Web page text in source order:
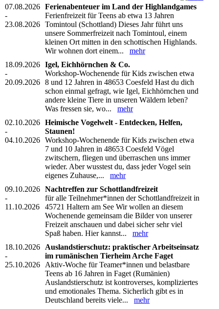
07.08.2026
-
23.08.2026
Ferienabenteuer im Land der Highlandgames
Ferienfreizeit für Teens ab etwa 13 Jahren
Tomintoul (Schottland) Dieses Jahr führt uns
unsere Sommerfreizeit nach Tomintoul, einem
kleinen Ort mitten in den schottischen Highlands.
Wir wohnen dort einem... mehr
18.09.2026
-
20.09.2026
Igel, Eichhörnchen & Co.
Workshop-Wochenende für Kids zwischen etwa
8 und 12 Jahren in 48653 Coesfeld Hast du dich
schon einmal gefragt, wie Igel, Eichhörnchen und
andere kleine Tiere in unseren Wäldern leben?
Was fressen sie, wo... mehr
02.10.2026
-
04.10.2026
Heimische Vogelwelt - Entdecken, Helfen,
Staunen!
Workshop-Wochenende für Kids zwischen etwa
7 und 10 Jahren in 48653 Coesfeld Vögel
zwitschern, fliegen und überraschen uns immer
wieder. Aber wusstest du, dass jeder Vogel sein
eigenes Zuhause,... mehr
09.10.2026
-
11.10.2026
Nachtreffen zur Schottlandfreizeit
für alle Teilnehmer*innen der Schottlandfreizeit in
45721 Haltern am See Wir wollen an diesem
Wochenende gemeinsam die Bilder von unserer
Freizeit anschauen und dabei sicher sehr viel
Spaß haben. Hier kannst... mehr
18.10.2026
-
25.10.2026
Auslandstierschutz: praktischer Arbeitseinsatz
im rumänischen Tierheim Arche Faget
Aktiv-Woche für Teamer*innen und belastbare
Teens ab 16 Jahren in Faget (Rumänien)
Auslandstierschutz ist kontroverses, kompliziertes
und emotionales Thema. Sicherlich gibt es in
Deutschland bereits viele... mehr